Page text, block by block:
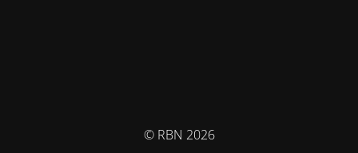
© RBN 2026